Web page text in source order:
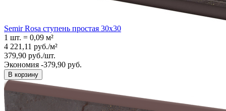
Semir Rosa ступень простая 30x30
1 шт. = 0,09 м²
4 221,11 руб./м²
379,90 руб./шт.
Экономия -379,90 руб.
В корзину